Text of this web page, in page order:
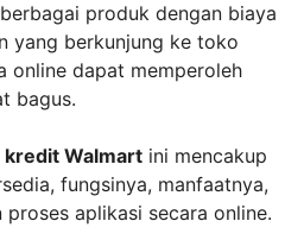
produk dengan biaya
yang berkunjung ke toko
online dapat memperoleh
bagus.
kredit Walmart ini mencakup
fungsinya, manfaatnya,
aplikasi secara online.